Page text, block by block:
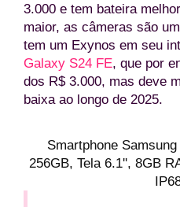
3.000 e tem bateira
maior, as câmeras são
tem um Exynos em seu
Galaxy S24 FE, que por
dos R$ 3.000, mas deve
baixa ao longo de 2025.
Smartphone
256GB, Tela 6.1'', 8GB